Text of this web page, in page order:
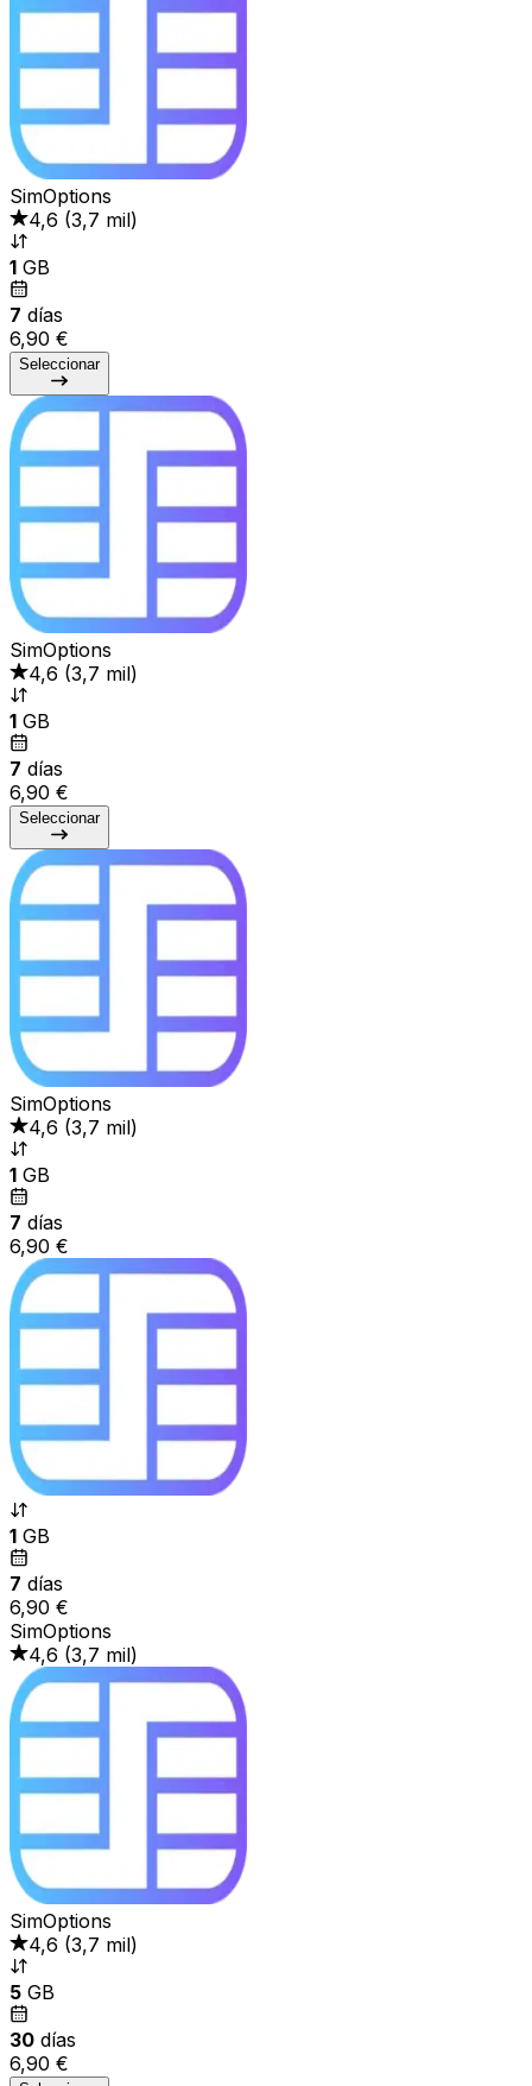
SimOptions
4,6 (3,7 mil)
1 GB
7 días
6,90 €
Seleccionar
SimOptions
4,6 (3,7 mil)
1 GB
7 días
6,90 €
Seleccionar
SimOptions
4,6 (3,7 mil)
1 GB
7 días
6,90 €
1 GB
7 días
6,90 €
SimOptions
4,6 (3,7 mil)
SimOptions
4,6 (3,7 mil)
5 GB
30 días
6,90 €